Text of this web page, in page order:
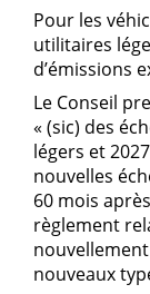
Pour les
utilitaires
d’émissions
Le Conseil
« (sic) des
légers et
nouvelles
60 mois
règlement
nouveaux